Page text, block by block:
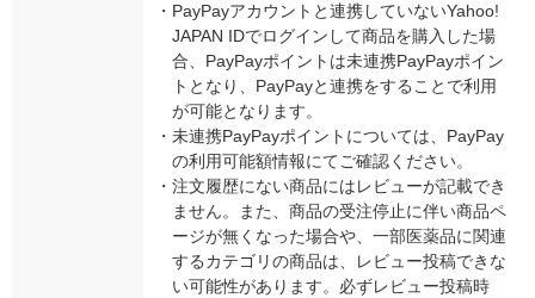
・ PayPayアカウントと連携していないYahoo!
JAPAN IDでログインして商品を購入した場
合、PayPayポイントは未連携PayPayポイン
トとなり、PayPayと連携をすることで利用
が可能となります。
・ 未連携PayPayポイントについては、PayPay
の利用可能額情報にてご確認ください。
・ 注文履歴にない商品にはレビューが記載でき
ません。また、商品の受注停止に伴い商品ペ
ージが無くなった場合や、一部医薬品に関連
するカテゴリの商品は、レビュー投稿できな
い可能性があります。必ずレビュー投稿時